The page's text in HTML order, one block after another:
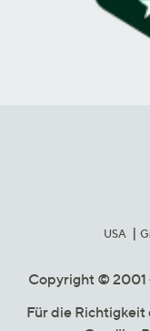
USA
Copyright © 2001
Für die